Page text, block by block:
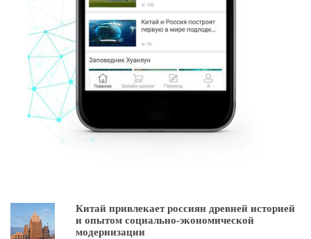
Китай привлекает россиян древней историей
и опытом социально-экономической
модернизации